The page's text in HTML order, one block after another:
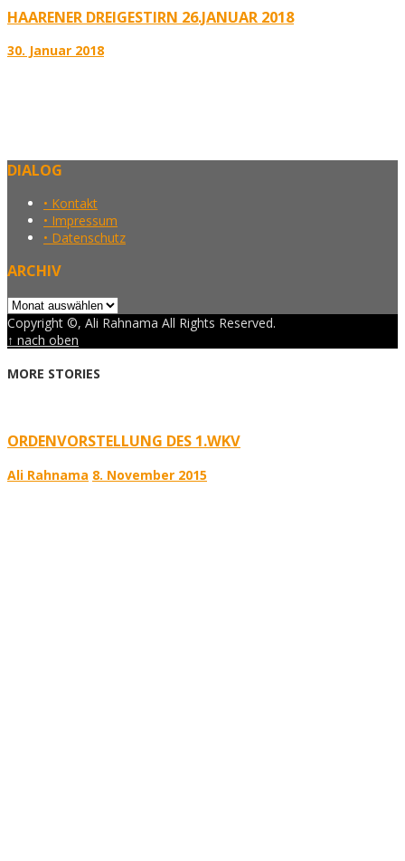
HAARENER DREIGESTIRN 26.JANUAR 2018
30. Januar 2018
DIALOG
• Kontakt
• Impressum
• Datenschutz
ARCHIV
Archiv
Copyright ©, Ali Rahnama All Rights Reserved.
↑ nach oben
MORE STORIES
ORDENVORSTELLUNG DES 1.WKV
Ali Rahnama 8. November 2015